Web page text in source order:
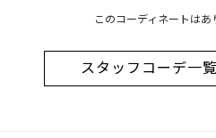
このコーディネートはあ
スタッフコーデ一